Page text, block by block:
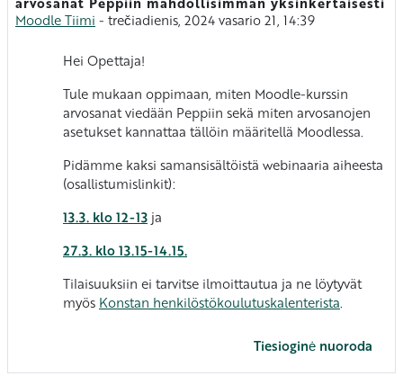
Moodle Tiimi - trečiadienis, 2024 vasario 21, 14:39
Hei Opettaja!
Tule mukaan oppimaan, miten Moodle-kurssin
arvosanat viedään Peppiin sekä miten arvosanojen
asetukset kannattaa tällöin määritellä Moodlessa.
Pidämme kaksi samansisältöistä webinaaria aiheesta
(osallistumislinkit):
13.3. klo 12-13 ja
27.3. klo 13.15-14.15.
Tilaisuuksiin ei tarvitse ilmoittautua ja ne löytyvät
myös Konstan henkilöstökoulutuskalenterista.
Tiesioginė nuoroda